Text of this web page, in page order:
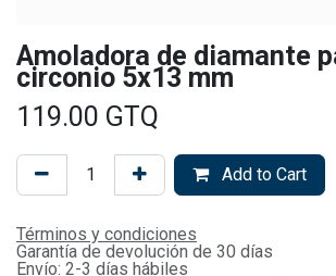
Amoladora de diamante
circonio 5x13 mm
119.00 GTQ
Add to Cart
Términos y condiciones
Garantía de devolución de 30 días
Envío: 2-3 días hábiles